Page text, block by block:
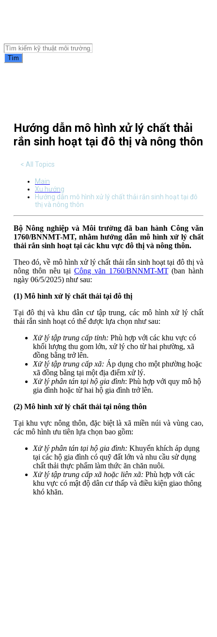
Tìm
Hướng dẫn mô hình xử lý chất thải
rắn sinh hoạt tại đô thị và nông thôn
< All Topics
Main
Xu hướng
Hướng dẫn mô hình xử lý chất thải rắn sinh hoạt tại đô
thị và nông thôn
Bộ Nông nghiệp và Môi trường đã ban hành Công văn
1760/BNNMT-MT, nhằm hướng dẫn mô hình xử lý chất
thải rắn sinh hoạt tại các khu vực đô thị và nông thôn.
Theo đó, về mô hình xử lý chất thải rắn sinh hoạt tại đô thị và
nông thôn nêu tại Công văn 1760/BNNMT-MT(ban hành
ngày 06/5/2025) như sau:
(1) Mô hình xử lý chất thải tại đô thị
Tại đô thị và khu dân cư tập trung, các mô hình xử lý chất
thải rắn sinh hoạt có thể được lựa chọn như sau:
Xử lý tập trung cấp tỉnh: Phù hợp với các khu vực có
khối lượng thu gom lớn, xử lý cho từ hai phường, xã
đồng bằng trở lên.
Xử lý tập trung cấp xã: Áp dụng cho một phường hoặc
xã đồng bằng tại một địa điểm xử lý.
Xử lý phân tán tại hộ gia đình: Phù hợp với quy mô hộ
gia đình hoặc từ hai hộ gia đình trở lên.
(2) Mô hình xử lý chất thải tại nông thôn
Tại khu vực nông thôn, đặc biệt là xã miền núi và vùng cao,
các mô hình ưu tiên lựa chọn bao gồm:
Xử lý phân tán tại hộ gia đình: Khuyến khích áp dụng
tại các hộ gia đình có quỹ đất lớn và nhu cầu sử dụng
chất thải thực phẩm làm thức ăn chăn nuôi.
Xử lý tập trung cấp xã hoặc liên xã: Phù hợp với các
khu vực có mật độ dân cư thấp và điều kiện giao thông
khó khăn.